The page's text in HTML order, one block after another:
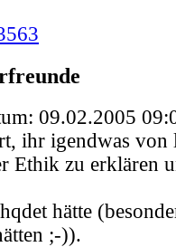
09.02.2005
ihr igendwas von
Ethik zu erklären
hätte
;-)).